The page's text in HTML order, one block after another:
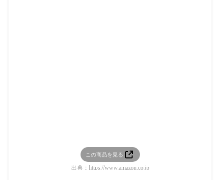
この商品を見る
出典： https://www.amazon.co.jp